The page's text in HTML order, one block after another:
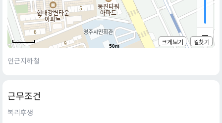
50m
크게보기 길찾기
인근지하철
근무조건
복리후생